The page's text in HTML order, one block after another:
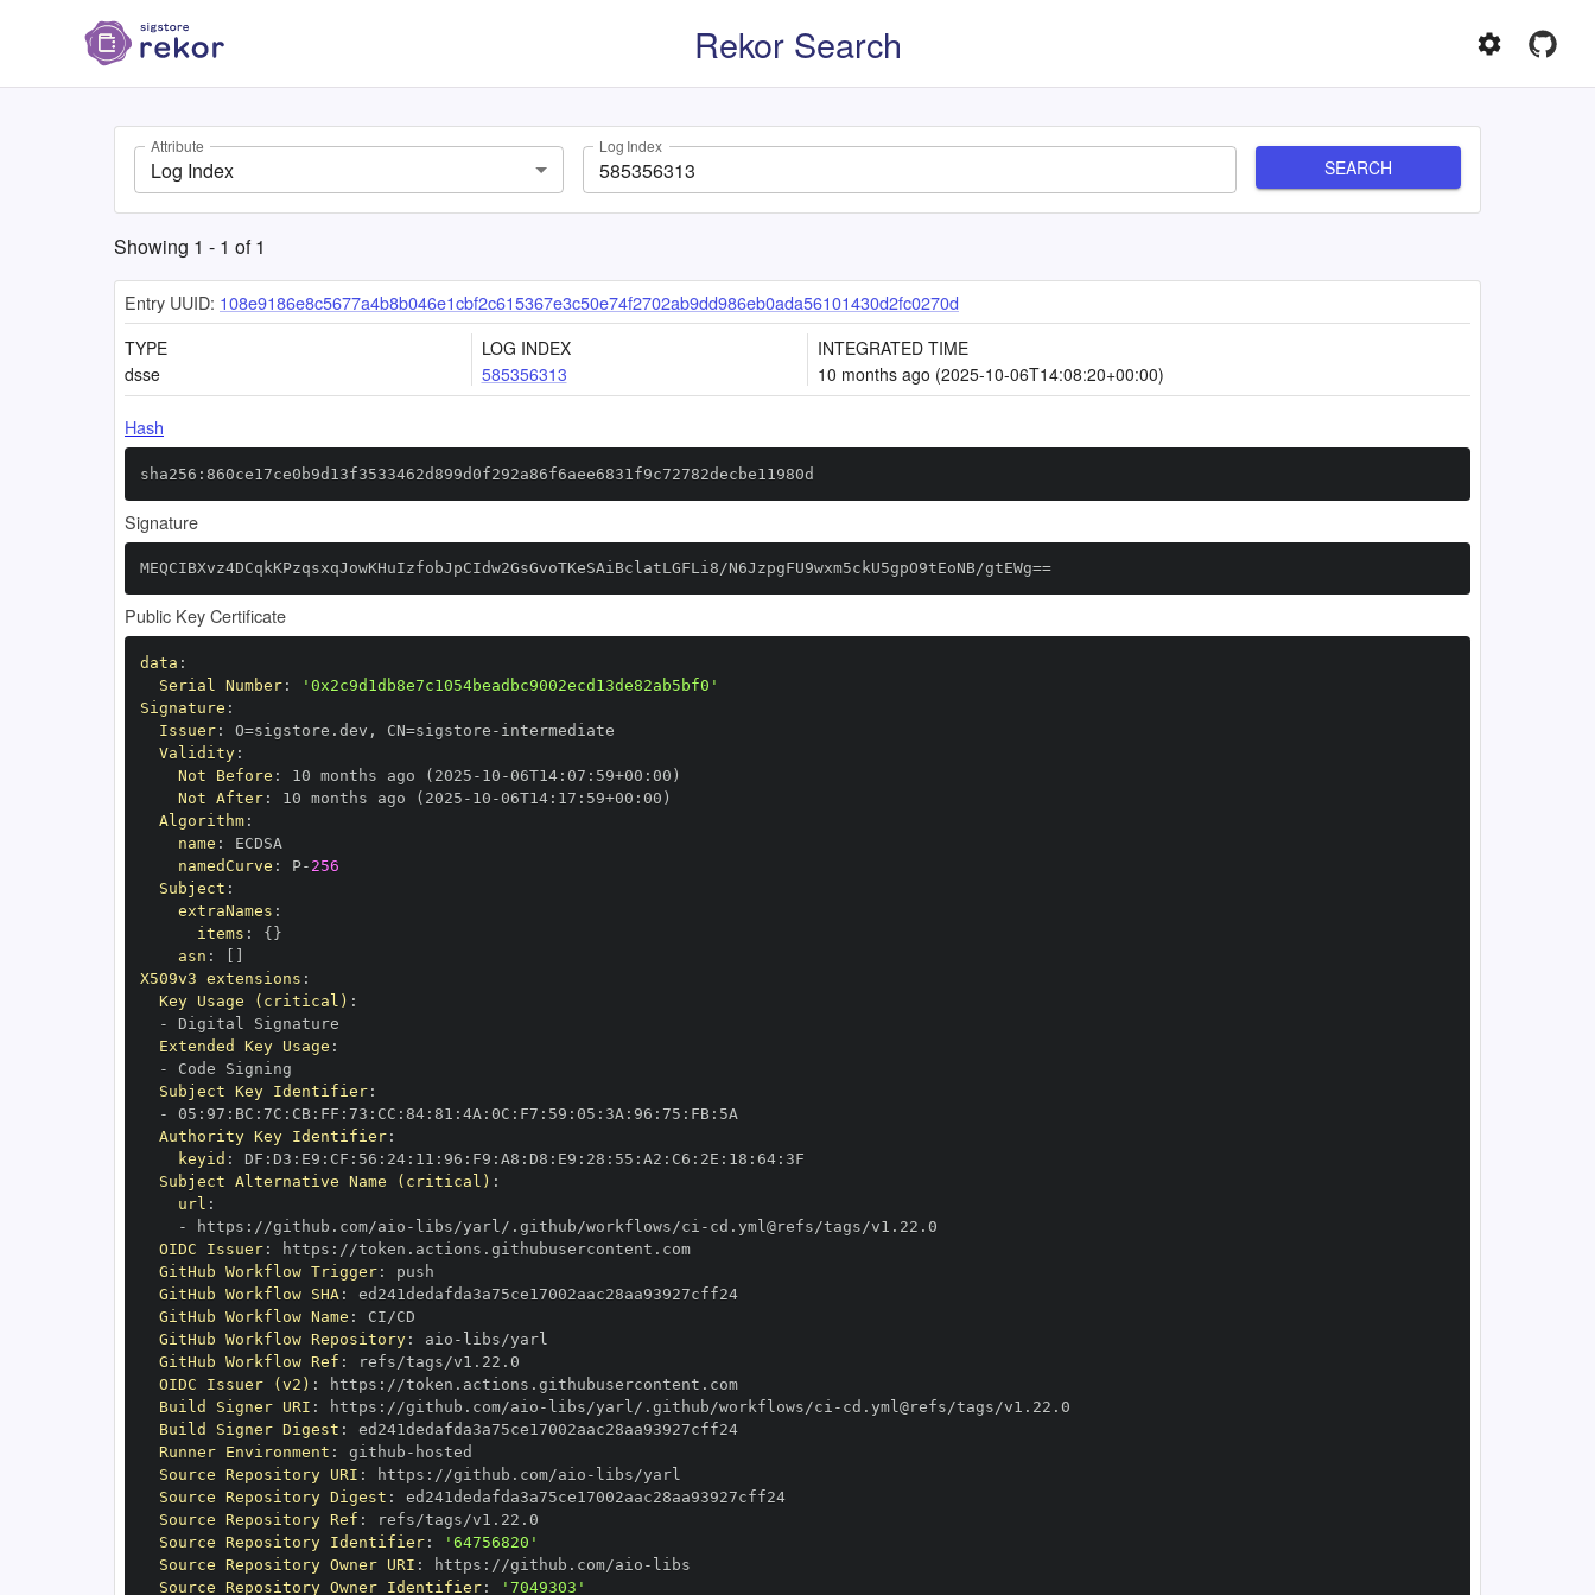
Rekor Search
Attribute
Log Index
Log Index
SEARCH
Showing 1 - 1 of1
Entry UUID: 108e9186e8c5677a4b8b046e1cbf2c615367e3c50e74f2702ab9dd986eb0ada56101430d2fc0270d
TYPE
dsse
LOG INDEX
585356313
INTEGRATED TIME
10 months ago (2025-10-06T14:08:20+00:00)
Hash
sha256:860ce17ce0b9d13f3533462d899d0f292a86f6aee6831f9c72782decbe11980d
Signature
MEQCIBXvz4DCqkKPzqsxqJowKHuIzfobJpCIdw2GsGvoTKeSAiBclatLGFLi8/N6JzpgFU9wxm5ckU5gpO9tEoNB/gtEWg==
Public Key Certificate
data :
Serial Number:
'0x2c9d1db8e7c1054beadbc9002ecd13de82ab5bf0'
Signature :
Issuer: O=sigstore.dev , CN=sigstore -
Validity:
Not Before : 10 months ago (2025 - 10 -06T14: 07 : 59+00 :
Not After: 10 months ago (2025 - 10 -06T14: 17 : 59+00 :
Algorithm:
name :
namedCurve : P- 256
Subject :
extraNames :
items : { }
asn :
X509v3 extensions :
Key Usage (critical) :
-
Extended Key Usage :
-
Subject Key Identifier:
-
05 : 97 : BC : 7C : CB: FF : 73 : CC : 84: 81 : 4A : 0C : F7 : 59 : 05 : 3A : 96 : 75 : FB:
Authority Key Identifier:
keyid : DF : D3 : E9 : CF : 56 : 24: 11 : 96 : F9 : A8 : D8 : E9 : 28 : 55 : A2 : C6 : 2E : 18 : 64:
Subject Alternative Name (critical) :
url :
-
https : //github.com/aio - libs/yarl/.github/workflows/ci -
OIDC Issuer: https :
//token.actions.githubusercontent.com
GitHub Workflow Trigger:
GitHub Workflow SHA:
ed241dedafda3a75ce17002aac28aa93927cff24
GitHub Workflow Name :
GitHub Workflow Repository: aio -
GitHub Workflow Ref :
OIDC Issuer (v2) : https :
//token.actions.githubusercontent.com
Build Signer URI : https : //github.com/aio - libs/yarl/.github/workflows/ci -
Build Signer Digest :
ed241dedafda3a75ce17002aac28aa93927cff24
Runner Environment : github -
Source Repository URI : https : //github.com/aio -
Source Repository Digest :
ed241dedafda3a75ce17002aac28aa93927cff24
Source Repository Ref :
Source Repository Identifier:
'64756820'
Source Repository Owner URI : https : //github.com/aio -
Source Repository Owner Identifier: '7049303'